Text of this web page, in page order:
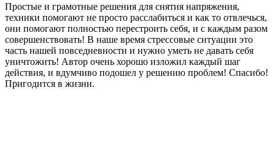
Простые и грамотные решения для снятия напряжения,
техники помогают не просто расслабиться и как то отвлечься,
они помогают полностью перестроить себя, и с каждым разом
совершенствовать! В наше время стрессовые ситуации это
часть нашей повседневности и нужно уметь не давать себя
уничтожить! Автор очень хорошо изложил каждый шаг
действия, и вдумчиво подошел у решению проблем! Спасибо!
Пригодится в жизни.